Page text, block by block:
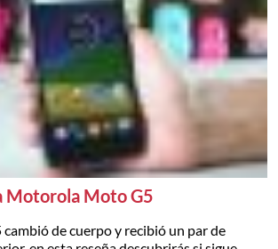
Motorola Moto G5
de cuerpo y recibió un par de